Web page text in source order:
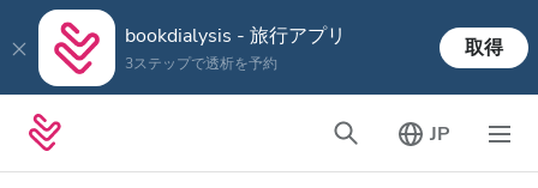
bookdialysis - 旅行アプリ
3ステップで透析を予約
取得
JP